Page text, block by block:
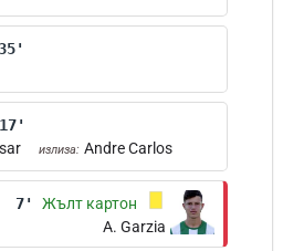
17'
излиза: Andre Carlos
7'
Жълт картон
A. Garzia